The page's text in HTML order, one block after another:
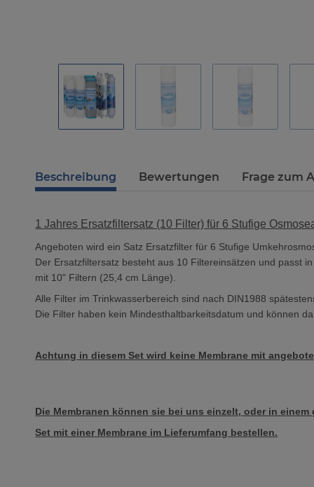
Beschreibung Bewertungen Frage zum
1 Jahres Ersatzfiltersatz (10 Filter) für 6 Stufige
Angeboten wird ein Satz Ersatzfilter für 6 Stufige
Der Ersatzfiltersatz besteht aus 10 Filtereinsätzen und passt
mit 10" Filtern (25,4 cm Länge).
Alle Filter im Trinkwasserbereich sind nach DIN1988
Die Filter haben kein Mindesthaltbarkeitsdatum und können
Achtung in diesem Set wird keine Membrane mit
Die Membranen können sie bei uns einzelt, oder in einem
Set mit einer Membrane im Lieferumfang bestellen.